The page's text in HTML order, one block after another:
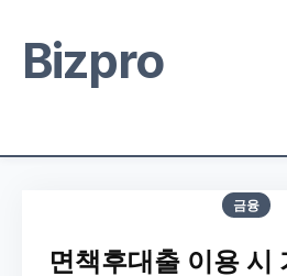
Bizpro
금융
면책후대출 이용 시